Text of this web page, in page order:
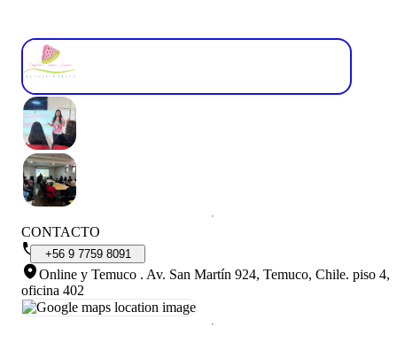
CONTACTO
+56 9 7759 8091
Online y Temuco . Av. San Martín 924, Temuco, Chile. piso 4,
oficina 402